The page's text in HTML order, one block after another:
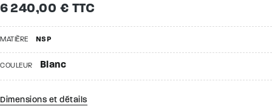
6 240,00 € TTC
MATIÈRE NSP
COULEUR Blanc
Dimensions et détails